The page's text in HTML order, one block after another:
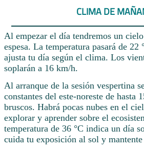
CLIMA DE
Al empezar el día tendremos un
espesa. La temperatura pasará de 22
ajusta tu día según el clima. Los
soplarán a 16 km/h.
Al arranque de la sesión vespertina
constantes del este-noreste de hasta
bruscos. Habrá pocas nubes en el
explorar y aprender sobre el
temperatura de 36 °C indica un día
cuida tu exposición al sol y